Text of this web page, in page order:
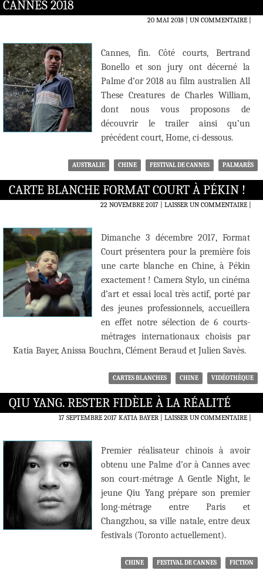
CANNES 2018
20 MAI 2018 UN COMMENTAIRE|
Cannes, fin. Côté courts, Bertrand
Bonello et son jury ont décerné la
Palme d’or 2018 au film australien All
These Creatures de Charles William,
dont nous vous proposons de
découvrir le trailer ainsi qu’un
précédent court, Home, ci-dessous.
AUSTRALIE CHINE FESTIVAL DE CANNES PALMARÈS
CARTE BLANCHE FORMAT COURT À PÉKIN !
22 NOVEMBRE 2017 LAISSER UN COMMENTAIRE|
Dimanche 3 décembre 2017, Format
Court présentera pour la première fois
une carte blanche en Chine, à Pékin
exactement ! Camera Stylo, un cinéma
d’art et essai local très actif, porté par
des jeunes professionnels, accueillera
en effet notre sélection de 6 courts-
métrages internationaux choisis par
Katia Bayer, Anissa Bouchra, Clément Beraud et Julien Savès.
CARTES BLANCHES CHINE VIDÉOTHÈQUE
QIU YANG. RESTER FIDÈLE À LA RÉALITÉ
17 SEPTEMBRE 2017 KATIA BAYER LAISSER UN COMMENTAIRE|
Premier réalisateur chinois à avoir
obtenu une Palme d’or à Cannes avec
son court-métrage A Gentle Night, le
jeune Qiu Yang prépare son premier
long-métrage entre Paris et
Changzhou, sa ville natale, entre deux
festivals (Toronto actuellement).
CHINE FESTIVAL DE CANNES FICTION